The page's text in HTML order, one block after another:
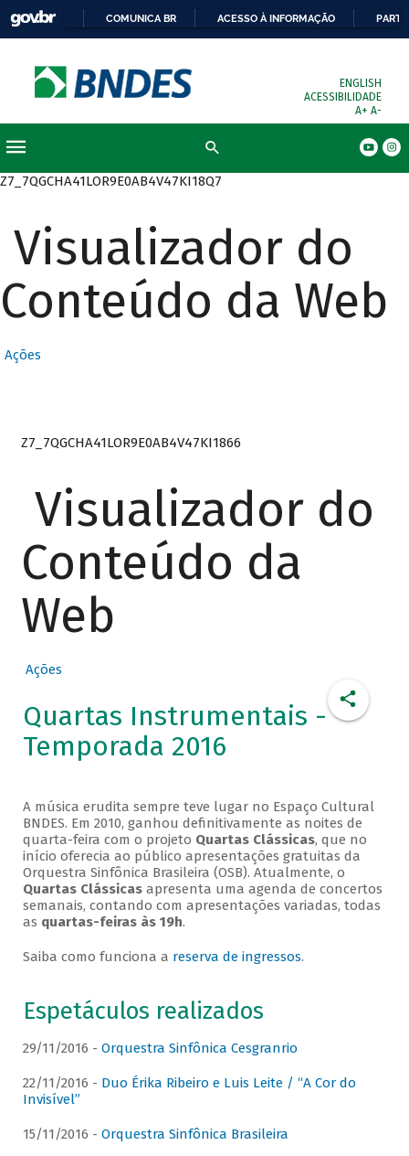
COMUNICA BR ACESSO À INFORMAÇÃO
ENGLISH
ACESSIBILIDADE
A+ A-
Z7_7QGCHA41LOR9E0AB4V47KI18Q7
Visualizador do
Conteúdo da Web
Ações
Z7_7QGCHA41LOR9E0AB4V47KI1866
Visualizador do
Conteúdo da
Web
Ações
Quartas Instrumentais -
Temporada 2016
A música erudita sempre teve lugar no Espaço Cultural
BNDES. Em 2010, ganhou definitivamente as noites de
quarta-feira com o projeto Quartas Clássicas, que no
início oferecia ao público apresentações gratuitas da
Orquestra Sinfônica Brasileira (OSB). Atualmente, o
Quartas Clássicasapresenta uma agenda de concertos
semanais, contando com apresentações variadas, todas
as quartas-feiras às 19h.
Saiba como funciona a reserva de ingressos.
Espetáculos realizados
29/11/2016 - Orquestra Sinfônica Cesgranrio
22/11/2016 - Duo Érika Ribeiro e Luis Leite / “A Cor do
Invisível”
15/11/2016 - Orquestra Sinfônica Brasileira